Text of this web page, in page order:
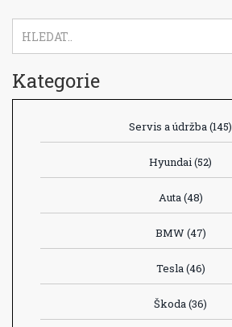
Kategorie
Servis a údržba(145)
Hyundai(52)
Auta(48)
BMW (47)
Tesla(46)
Škoda(36)